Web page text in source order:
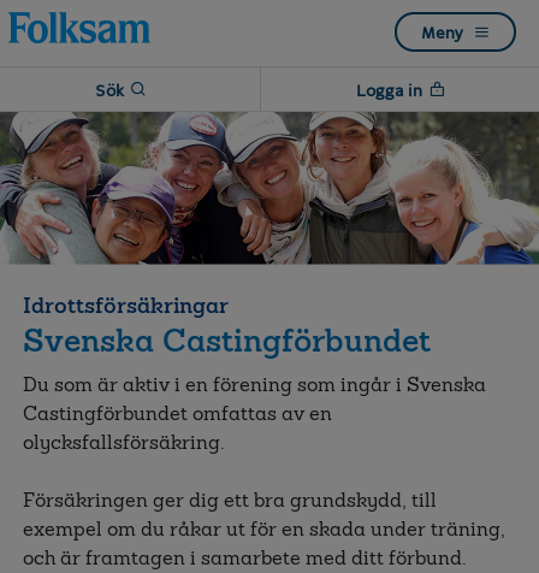
Till
navigation
Till
innehåll
Meny
Sök Logga in
Idrottsförsäkringar
Svenska Castingförbundet
Du som är aktiv i en förening som ingår i Svenska
Castingförbundet omfattas av en
olycksfallsförsäkring.
Försäkringen ger dig ett bra grundskydd, till
exempel om du råkar ut för en skada under träning,
och är framtagen i samarbete med ditt förbund.